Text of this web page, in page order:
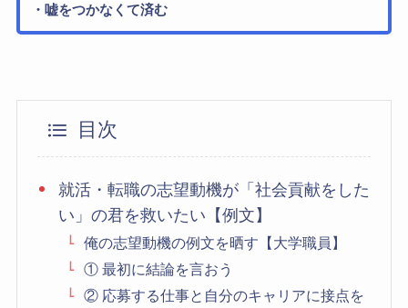
・嘘をつかなくて済む
目次
就活・転職の志望動機が「社会貢献をした
い」の君を救いたい【例文】
俺の志望動機の例文を晒す【大学職員】
① 最初に結論を言おう
② 応募する仕事と自分のキャリアに接点を